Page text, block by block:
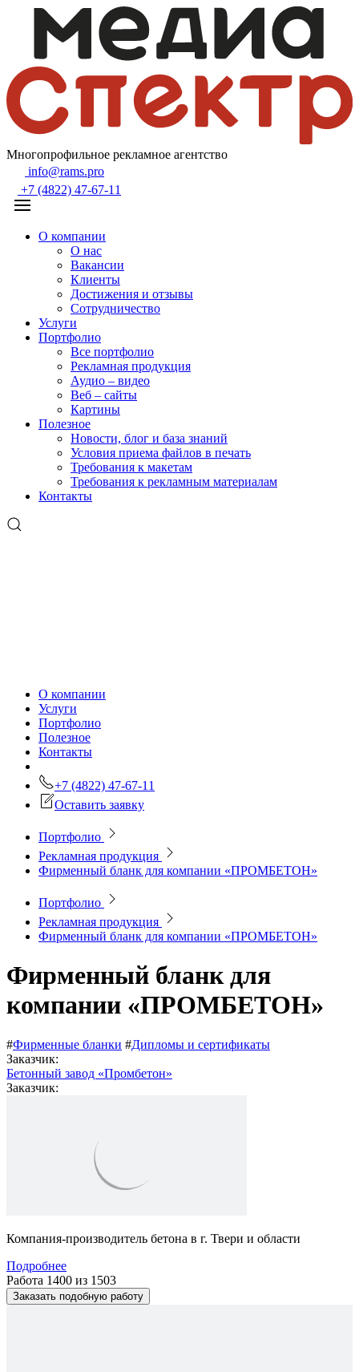
Многопрофильное рекламное агентство
info@rams.pro
+7 (4822) 47-67-11
О компании
О нас
Вакансии
Клиенты
Достижения и отзывы
Сотрудничество
Услуги
Портфолио
Все портфолио
Рекламная продукция
Аудио – видео
Веб – сайты
Картины
Полезное
Новости, блог и база знаний
Условия приема файлов в печать
Требования к макетам
Требования к рекламным материалам
Контакты
О компании
Услуги
Портфолио
Полезное
Контакты
+7 (4822) 47-67-11
Оставить заявку
Портфолио
Рекламная продукция
Фирменный бланк для компании «ПРОМБЕТОН»
Портфолио
Рекламная продукция
Фирменный бланк для компании «ПРОМБЕТОН»
Фирменный бланк для
компании «ПРОМБЕТОН»
#Фирменные бланки #Дипломы и сертификаты
Заказчик:
Бетонный завод «Промбетон»
Заказчик:
Компания-производитель бетона в г. Твери и области
Подробнее
Работа 1400 из 1503
Заказать подобную работу